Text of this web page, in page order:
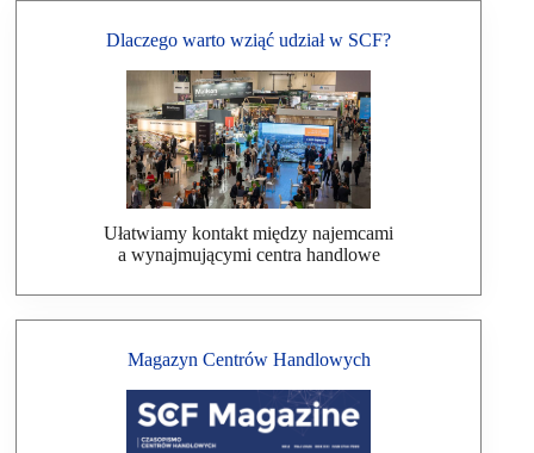
Dlaczego warto wziąć udział w SCF?
Ułatwiamy kontakt między najemcami
a wynajmującymi centra handlowe
Magazyn Centrów Handlowych